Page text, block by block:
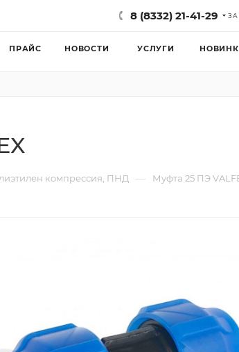
8 (8332) 21-41-29
ПРАЙС НОВОСТИ УСЛУГИ
компрессия, ПНД — Муфта 25 ПЭ